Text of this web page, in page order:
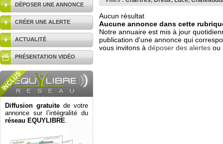
DÉPOSER UNE ANNONCE
CRÉER UNE ALERTE
ACTUALITÉ
PRÉSENTATION VIDÉO
Diffusion gratuite de votre
annonce sur l’intégralité du
réseau EQUYLIBRE.
Aucun résultat
Aucune annonce dans cette
Notre annuaire est mis à jour
publication d'une annonce qui
vous invitons à déposer des alertes ou